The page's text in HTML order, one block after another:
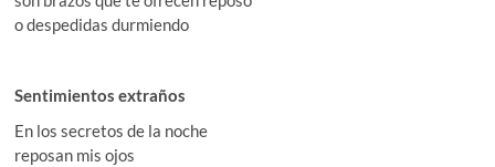
o despedidas durmiendo
Sentimientos extraños
En los secretos de la noche
reposan mis ojos